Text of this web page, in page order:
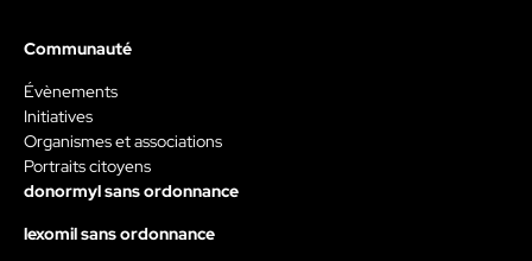
Communauté
Évènements
Initiatives
Organismes et associations
Portraits citoyens
donormyl sans ordonnance
lexomil sans ordonnance